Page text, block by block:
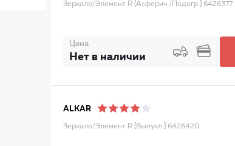
Зеркало/Элемент R [Асферич./Подогр.] 6426377
Цена
Нет в наличии
ALKAR
Зеркало/Элемент R [Выпукл.] 6426420